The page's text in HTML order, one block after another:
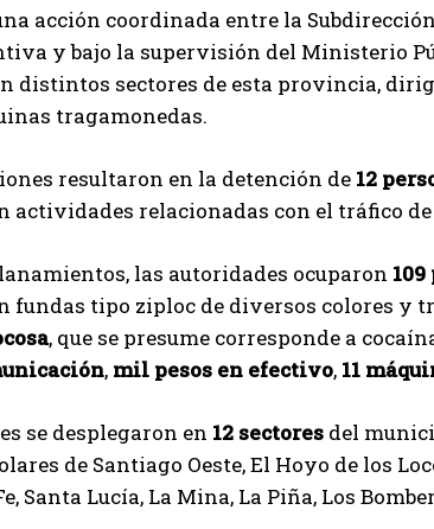
acción coordinada entre la
y bajo la supervisión del Ministerio
distintos sectores de esta provincia,
tragamonedas.
resultaron en la detención de 12
actividades relacionadas con el tráfico
las autoridades ocuparon
fundas tipo ziploc de diversos colores y
, que se presume corresponde a
, mil pesos en efectivo, 11
se desplegaron en 12 sectores del
de Santiago Oeste, El Hoyo de los
Santa Lucía, La Mina, La Piña, Los